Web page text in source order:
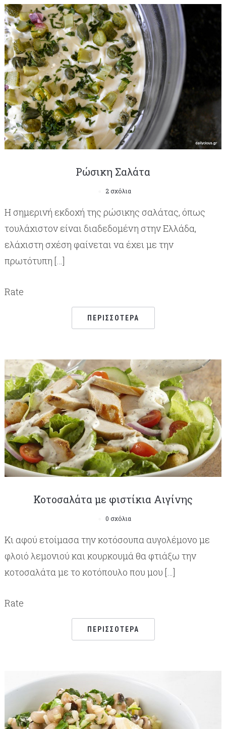
Ρώσικη Σαλάτα
2 σχόλια
Η σημερινή εκδοχή της ρώσικης σαλάτας, όπως
τουλάχιστον είναι διαδεδομένη στην Ελλάδα,
ελάχιστη σχέση φαίνεται να έχει με την
πρωτότυπη […]
Rate
ΠΕΡΙΣΣΌΤΕΡΑ
Κοτοσαλάτα με φιστίκια Αιγίνης
0 σχόλια
Κι αφού ετοίμασα την κοτόσουπα αυγολέμονο με
φλοιό λεμονιού και κουρκουμά θα φτιάξω την
κοτοσαλάτα με το κοτόπουλο που μου […]
Rate
ΠΕΡΙΣΣΌΤΕΡΑ